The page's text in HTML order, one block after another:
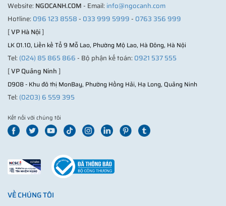
Website: NGOCANH.COM- Email: info@ngocanh.com
Hotline: 096 123 8558- 033 999 5999- 0763 356 999
[VP Hà Nội]
LK 01.10, Liền kề Tổ 9 Mỗ Lao, Phường Mộ Lao, Hà Đông, Hà Nội
Tel: (024) 85 865 866- Bộ phận kế toán: 0921 537 555
[VP Quảng Ninh]
D908 - Khu đô thị MonBay, Phường Hồng Hải, Hạ Long, Quảng Ninh
Tel: (0203) 6 559 395
Kết nối với chúng tôi
VỀ CHÚNG TÔI